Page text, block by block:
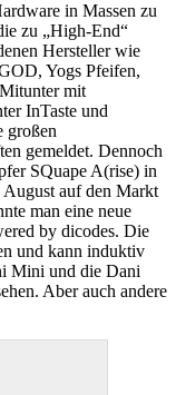
in Massen zu
zu „High-End“
Hersteller wie
Yogs Pfeifen,
mit
InTaste und
großen
gemeldet. Dennoch
SQuape A(rise) in
auf den Markt
man eine neue
by dicodes. Die
und kann induktiv
Mini und die Dani
Aber auch andere